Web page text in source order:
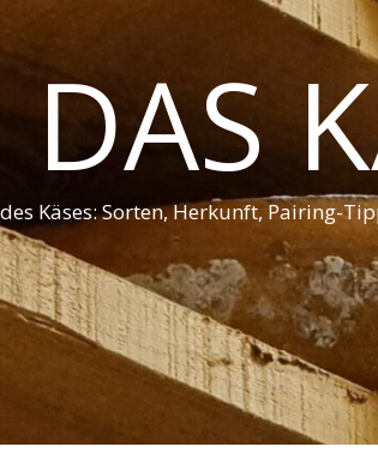
DAS
Käses: Sorten, Herkunft, Pairing-